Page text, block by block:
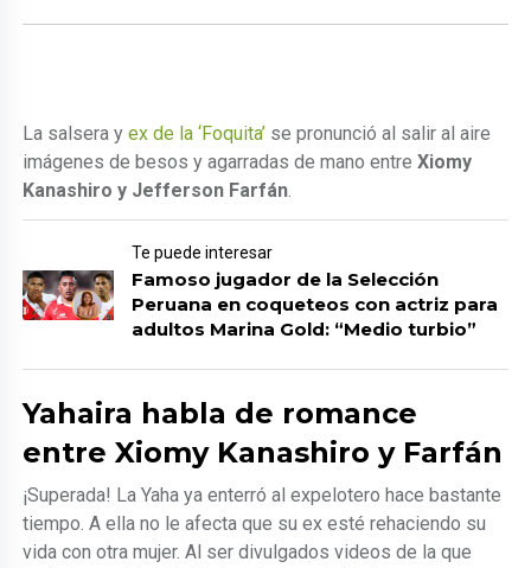
La salsera yex de la ‘Foquita’ se pronunció al salir al aire
imágenes de besos y agarradas de mano entreXiomy
Kanashiro y Jefferson Farfán.
Te puede interesar
Famoso jugador de la Selección
Peruana en coqueteos con actriz para
adultos Marina Gold: “Medio turbio”
Yahaira habla de romance
entre Xiomy Kanashiro y Farfán
¡Superada! La Yaha ya enterró al expelotero hace bastante
tiempo. A ella no le afecta que su ex esté rehaciendo su
vida con otra mujer. Al ser divulgados videos de la que